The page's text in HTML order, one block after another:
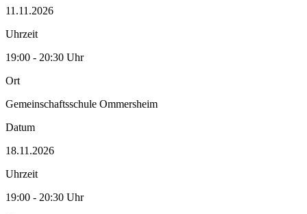
11.11.2026
Uhrzeit
19:00 - 20:30 Uhr
Ort
Gemeinschaftsschule Ommersheim
Datum
18.11.2026
Uhrzeit
19:00 - 20:30 Uhr